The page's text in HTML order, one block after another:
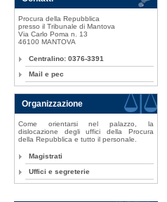
Procura della Repubblica
presso il Tribunale di Mantova
Via Carlo Poma n. 13
46100 MANTOVA
Centralino: 0376-3391
Mail e pec
Organizzazione
Come orientarsi nel palazzo, la
dislocazione degli uffici della Procura
della Repubblica e tutto il personale.
Magistrati
Uffici e segreterie